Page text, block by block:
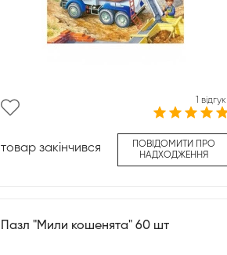
1 відгук
товар закінчився
ПОВІДОМИТИ ПРО
НАДХОДЖЕННЯ
Пазл "Мили кошенята" 60 шт